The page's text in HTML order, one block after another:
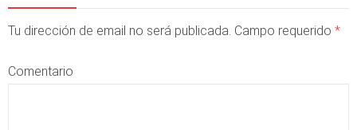
Tu dirección de email no será publicada. Campo requerido *
Comentario